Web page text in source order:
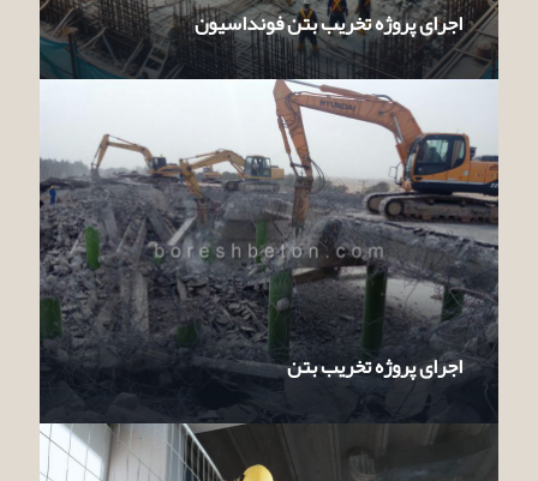
اجرای پروژه تخریب بتن فونداسیون
اجرای پروژه تخریب بتن